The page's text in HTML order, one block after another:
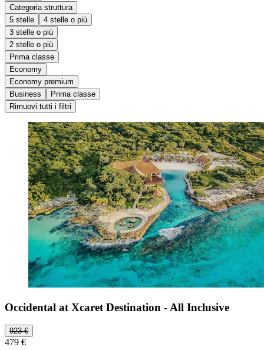
Categoria struttura
5 stelle
4 stelle o più
3 stelle o più
2 stelle o più
Prima classe
Economy
Economy premium
Business
Prima classe
Rimuovi tutti i filtri
Occidental at Xcaret Destination - All Inclusive
923 €
479 €